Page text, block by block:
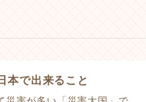
本で出来ること